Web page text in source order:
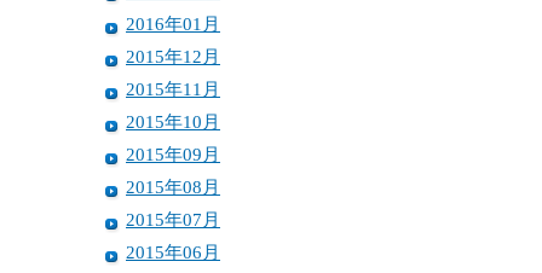
2016年01月
2015年12月
2015年11月
2015年10月
2015年09月
2015年08月
2015年07月
2015年06月